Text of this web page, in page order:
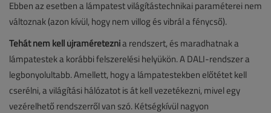
Ebben az esetben a lámpatest világítástechnikai paraméterei nem
változnak (azon kívül, hogy nem villog és vibrál a fénycső).
Tehát nem kell újraméreteznia rendszert, és maradhatnak a
lámpatestek a korábbi felszerelési helyükön. A DALI-rendszer a
legbonyolultabb. Amellett, hogy a lámpatestekben előtétet kell
cserélni, a világítási hálózatot is át kell vezetékezni, mivel egy
vezérelhető rendszerről van szó. Kétségkívül nagyon